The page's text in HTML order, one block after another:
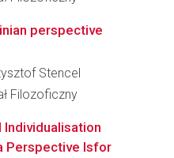
perspective
Stencel
Filozoficzny
Perspective Isfor